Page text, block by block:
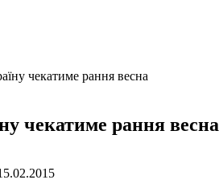
чекатиме рання весна
чекатиме рання весна